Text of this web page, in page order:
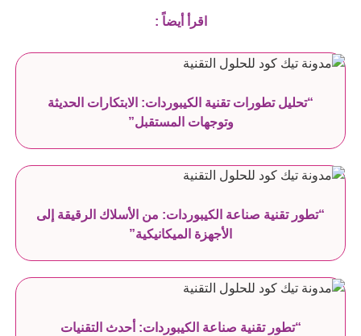
اقرأ أيضاً :
“تحليل تطورات تقنية الكيبوردات: الابتكارات الحديثة
وتوجهات المستقبل”
“تطور تقنية صناعة الكيبوردات: من الأسلاك الرقيقة إلى
الأجهزة الميكانيكية”
“تطور تقنية صناعة الكيبوردات: أحدث التقنيات